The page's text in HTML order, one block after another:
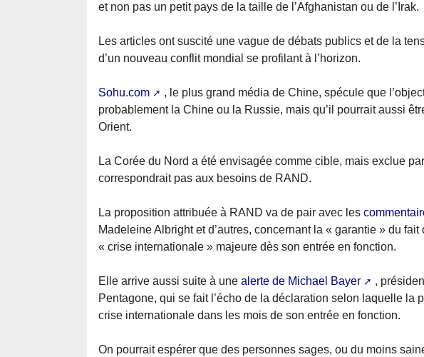
et non pas un petit pays de la taille de l’Afghanistan ou de l’Irak.
Les articles ont suscité une vague de débats publics et de la
d’un nouveau conflit mondial se profilant à l’horizon.
Sohu.com
, le plus grand média de Chine, spécule que
probablement la Chine ou la Russie, mais qu’il pourrait aussi
Orient.
La Corée du Nord a été envisagée comme cible, mais exclue
correspondrait pas aux besoins de RAND.
La proposition attribuée à RAND va de pair avec les
Madeleine Albright et d’autres, concernant la « garantie » du
« crise internationale » majeure dès son entrée en fonction.
Elle arrive aussi suite à une alerte de Michael Bayer
,
Pentagone, qui se fait l’écho de la déclaration selon laquelle la
crise internationale dans les mois de son entrée en fonction.
On pourrait espérer que des personnes sages, ou du moins